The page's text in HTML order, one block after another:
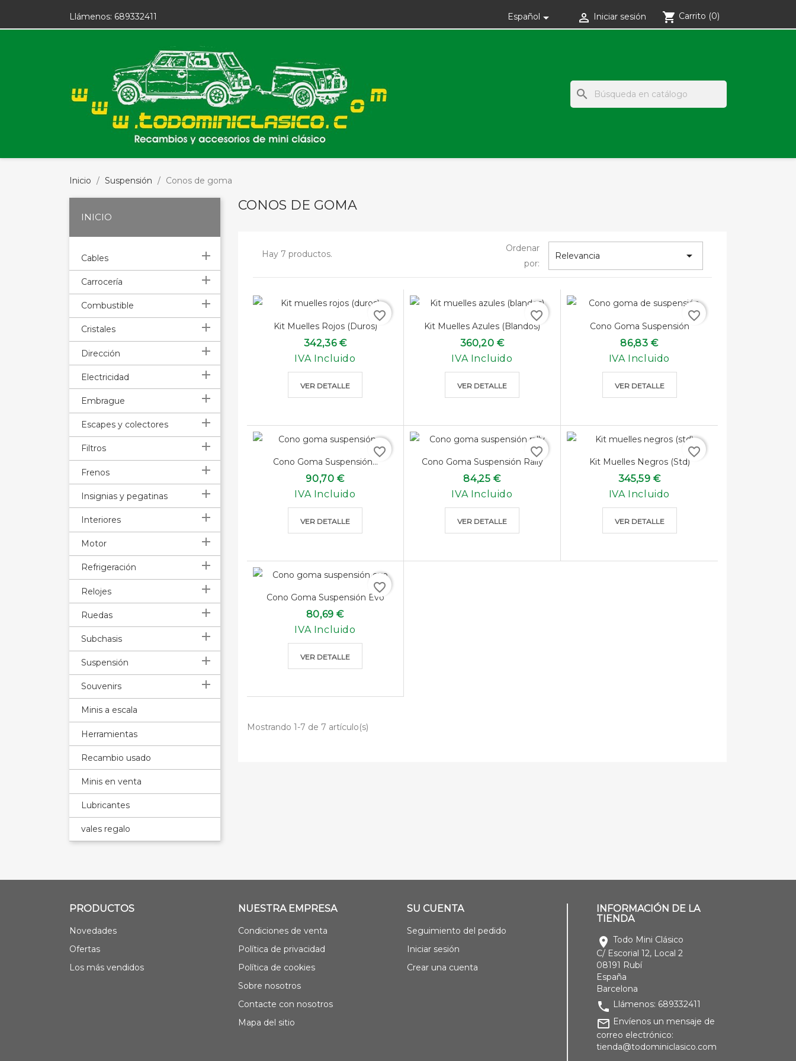
Llámenos: 689332411 Español  Iniciar sesión shopping_cart Carrito (0)
search
Inicio Suspensión Conos de goma
INICIO
Cables 
Carrocería 
Combustible 
Cristales 
Dirección 
Electricidad 
Embrague 
Escapes y colectores 
Filtros 
Frenos 
Insignias y pegatinas 
Interiores 
Motor 
Refrigeración 
Relojes 
Ruedas 
Subchasis 
Suspensión 
Souvenirs 
Minis a escala
Herramientas
Recambio usado
Minis en venta
Lubricantes
vales regalo
CONOS DE GOMA
Hay 7 productos.
Ordenar
por:
Relevancia 
Kit Muelles Rojos (duros)
342,36 €
IVA Incluido
VER DETALLE
favorite_border
Kit Muelles Azules (blandos)
360,20 €
IVA Incluido
VER DETALLE
favorite_border
Cono Goma Suspensión
86,83 €
IVA Incluido
VER DETALLE
favorite_border
Cono Goma Suspensión...
90,70 €
IVA Incluido
VER DETALLE
favorite_border
Cono Goma Suspensión Rally
84,25 €
IVA Incluido
VER DETALLE
favorite_border
Kit Muelles Negros (std)
345,59 €
IVA Incluido
VER DETALLE
favorite_border
Cono Goma Suspensión Evo
80,69 €
IVA Incluido
VER DETALLE
favorite_border
Mostrando 1-7 de 7 artículo(s)
PRODUCTOS
Novedades
Ofertas
Los más vendidos
NUESTRA EMPRESA
Condiciones de venta
Política de privacidad
Política de cookies
Sobre nosotros
Contacte con nosotros
Mapa del sitio
SU CUENTA
Seguimiento del pedido
Iniciar sesión
Crear una cuenta
INFORMACIÓN DE LA
TIENDA
location_on Todo Mini Clásico
C/ Escorial 12, Local 2
08191 Rubí
España
Barcelona
phone Llámenos: 689332411
mail_outline Envíenos un mensaje de
correo electrónico:
tienda@todominiclasico.com